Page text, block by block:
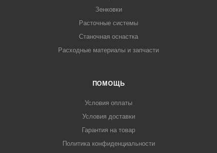
Зенковки
Расточные системы
Станочная оснастка
Расходные материалы и запчасти
ПОМОЩЬ
Условия оплаты
Условия доставки
Гарантия на товар
Политика конфиденциальности